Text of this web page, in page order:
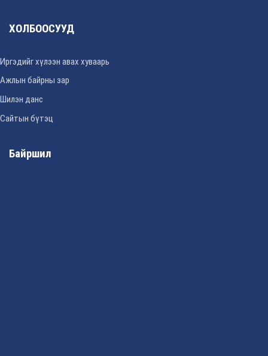
ХОЛБООСУУД
Иргэдийг хүлээн авах хуваарь
Ажлын байрны зар
Шилэн данс
Сайтын бүтэц
Байршил